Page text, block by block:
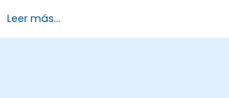
para gestionar entornos SDN.
Desplegar, administrar y solucionar
Leer más...